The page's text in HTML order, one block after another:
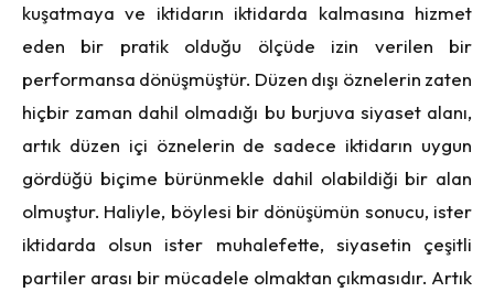
kuşatmaya ve iktidarın iktidarda kalmasına hizmet
eden bir pratik olduğu ölçüde izin verilen bir
performansa dönüşmüştür. Düzen dışı öznelerin zaten
hiçbir zaman dahil olmadığı bu burjuva siyaset alanı,
artık düzen içi öznelerin de sadece iktidarın uygun
gördüğü biçime bürünmekle dahil olabildiği bir alan
olmuştur. Haliyle, böylesi bir dönüşümün sonucu, ister
iktidarda olsun ister muhalefette, siyasetin çeşitli
partiler arası bir mücadele olmaktan çıkmasıdır. Artık